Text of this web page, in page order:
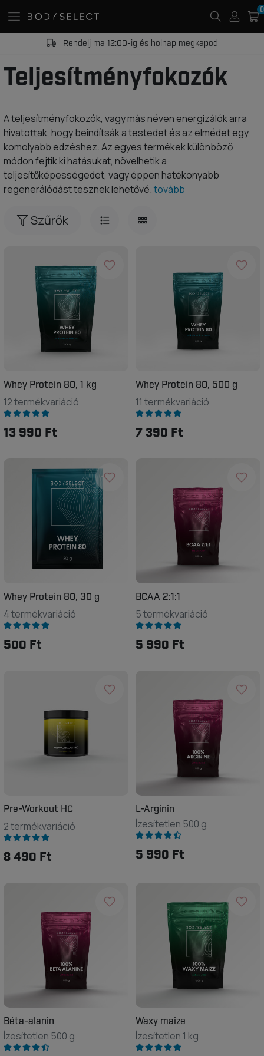
Rendelj ma 12:00-ig és holnap megkapod
Teljesítményfokozók
A teljesítményfokozók, vagy más néven energizálók arra
hivatottak, hogy beindítsák a testedet és az elmédet egy
komolyabb edzéshez. Az egyes termékek különböző
módon fejtik ki hatásukat, növelhetik a
teljesítőképességedet, vagy éppen hatékonyabb
regenerálódást tesznek lehetővé.tovább
Szűrők
Whey Protein 80, 1 kg
12 termékvariáció
13 990 Ft
Whey Protein 80, 500 g
11 termékvariáció
7 390 Ft
Whey Protein 80, 30 g
4 termékvariáció
500 Ft
BCAA 2:1:1
5 termékvariáció
5 990 Ft
Pre-Workout HC
2 termékvariáció
8 490 Ft
L-Arginin
Ízesítetlen 500 g
5 990 Ft
Béta-alanin
Ízesítetlen 500 g
Waxy maize
Ízesítetlen 1 kg
0